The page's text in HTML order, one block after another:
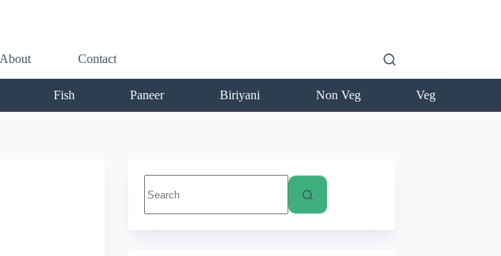
About Contact
Fish Paneer Biriyani Non Veg Veg
results